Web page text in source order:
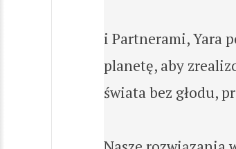
i Partnerami, Yara
planetę, aby
świata bez głodu,